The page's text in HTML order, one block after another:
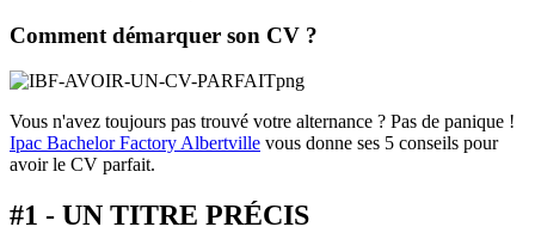
Comment démarquer son CV ?
Vous n'avez toujours pas trouvé votre alternance ? Pas de panique !
Ipac Bachelor Factory Albertville vous donne ses 5 conseils pour
avoir le CV parfait.
#1 - UN TITRE PRÉCIS